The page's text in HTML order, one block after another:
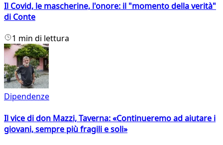
Il Covid, le mascherine, l'onore: il "momento della verità"
di Conte
1 min di lettura
Dipendenze
Il vice di don Mazzi, Taverna: «Continueremo ad aiutare i
giovani, sempre più fragili e soli»